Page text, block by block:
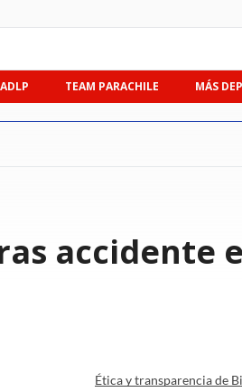
ADLP TEAM PARACHILE MÁS
accidente
Ética y transparencia de